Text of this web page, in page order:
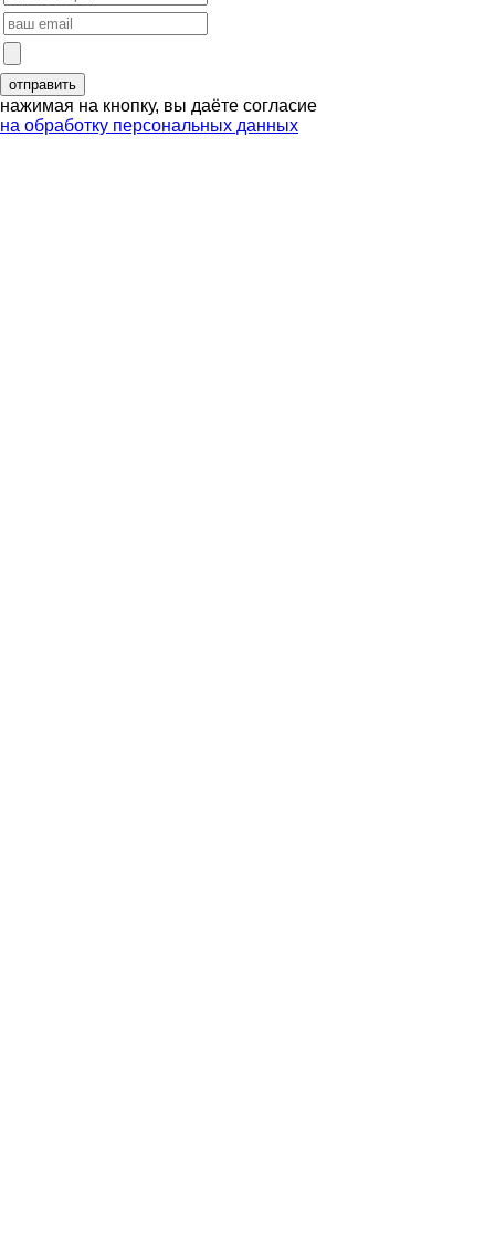
нажимая на кнопку, вы даёте согласие
на обработку персональных данных